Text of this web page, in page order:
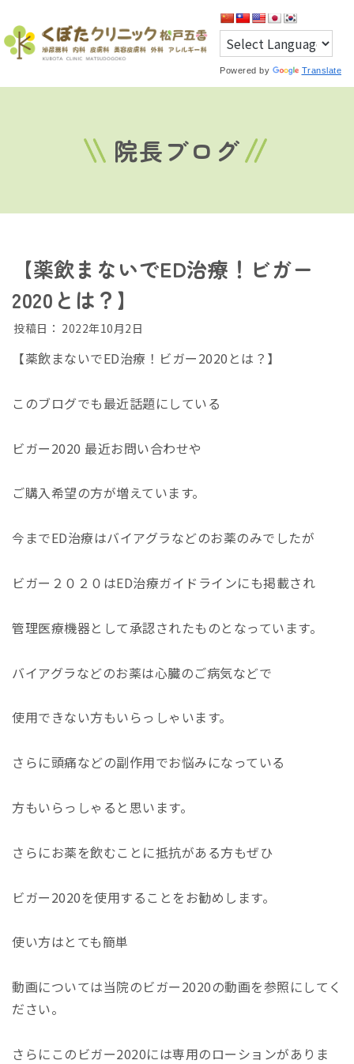
Powered by Translate
院長ブログ
【薬飲まないでED治療！ビガー
2020とは？】
投稿日： 2022年10月2日
【薬飲まないでED治療！ビガー2020とは？】
このブログでも最近話題にしている
ビガー2020 最近お問い合わせや
ご購入希望の方が増えています。
今までED治療はバイアグラなどのお薬のみでしたが
ビガー２０２０はED治療ガイドラインにも掲載され
管理医療機器として承認されたものとなっています。
バイアグラなどのお薬は心臓のご病気などで
使用できない方もいらっしゃいます。
さらに頭痛などの副作用でお悩みになっている
方もいらっしゃると思います。
さらにお薬を飲むことに抵抗がある方もぜひ
ビガー2020を使用することをお勧めします。
使い方はとても簡単
動画については当院のビガー2020の動画を参照にしてく
ださい。
さらにこのビガー2020には専用のローションがありま